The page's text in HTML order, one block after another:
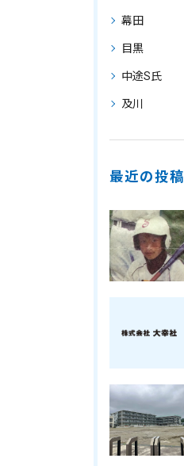
幕田
目黒
中途S氏
及川
最近の投稿